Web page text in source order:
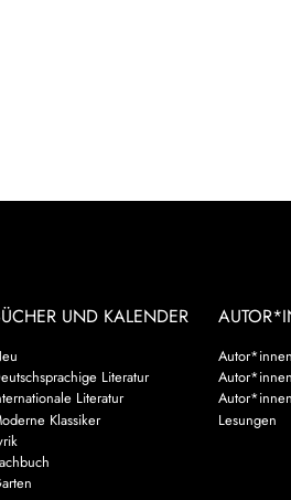
UND KALENDER
Literatur
Literatur
Klassiker
Lesungen